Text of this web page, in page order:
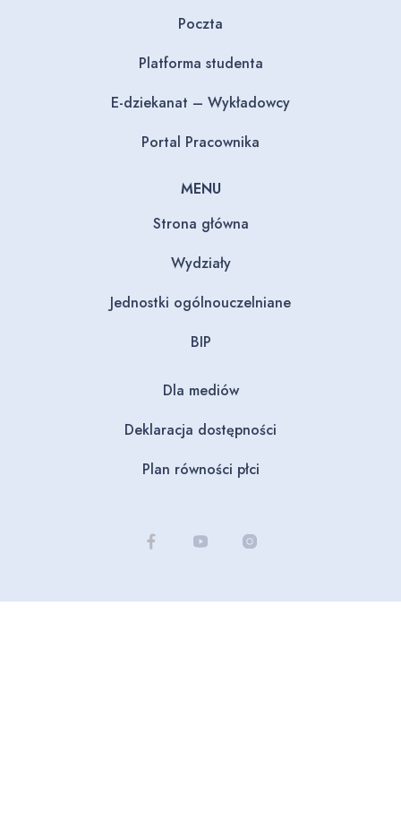
Poczta
Platforma studenta
E-dziekanat – Wykładowcy
Portal Pracownika
MENU
Strona główna
Wydziały
Jednostki ogólnouczelniane
BIP
Dla mediów
Deklaracja dostępności
Plan równości płci